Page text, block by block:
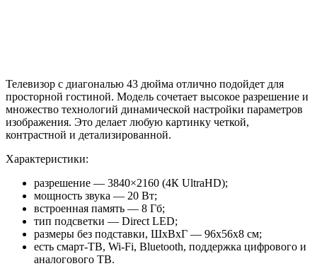
Телевизор с диагональю 43 дюйма отлично подойдет для
просторной гостиной. Модель сочетает высокое разрешение и
множество технологий динамической настройки параметров
изображения. Это делает любую картинку четкой,
контрастной и детализированной.
Характеристики:
разрешение — 3840×2160 (4К UltraHD);
мощность звука — 20 Вт;
встроенная память — 8 Гб;
тип подсветки — Direct LED;
размеры без подставки, ШхВхГ — 96x56x8 см;
есть смарт-ТВ, Wi-Fi, Bluetooth, поддержка цифрового и
аналогового ТВ.